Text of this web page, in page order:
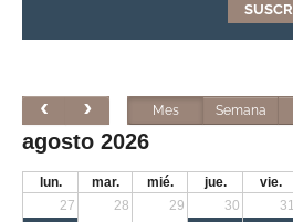
Mes Semana
agosto 2026
lun. mar. mié. jue. vie.
27
28 29 30 31